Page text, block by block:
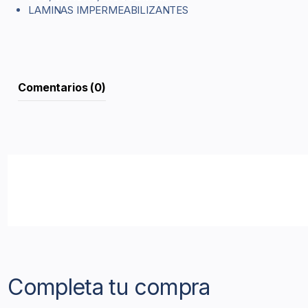
LAMINAS IMPERMEABILIZANTES
Comentarios (0)
Completa tu compra